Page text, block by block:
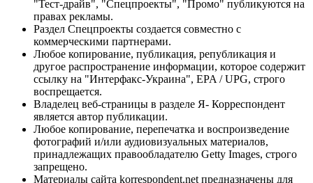
"Тест-драйв", "Спецпроекты", "Промо" публикуются на
правах рекламы.
Раздел Спецпроекты создается совместно с
коммерческими партнерами.
Любое копирование, публикация, републикация и
другое распространение информации, которое содержит
ссылку на "Интерфакс-Украина", EPA / UPG, строго
воспрещается.
Владелец веб-страницы в разделе Я- Корреспондент
является автор публикации.
Любое копирование, перепечатка и воспроизведение
фотографий и/или аудиовизуальных материалов,
принадлежащих правообладателю Getty Images, строго
запрещено.
Материалы сайта korrespondent.net предназначены для